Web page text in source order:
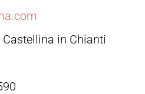
in Chianti